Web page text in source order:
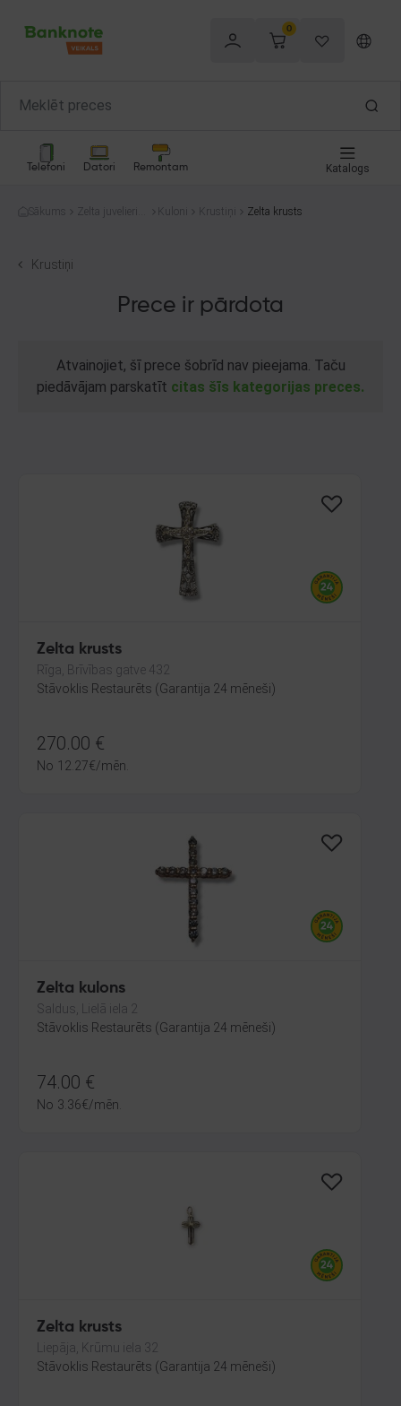
0
Telefoni Datori Remontam Katalogs
Sākums
Zelta juvelierizs
Kuloni Krustiņi Zelta krusts
Krustiņi
Prece ir pārdota
Atvainojiet, šī prece šobrīd nav pieejama. Taču
piedāvājam parskatīt citas šīs kategorijas preces.
Zelta krusts
Rīga, Brīvības gatve 432
Stāvoklis Restaurēts (Garantija 24 mēneši)
270.00 €
No 12.27€/mēn.
Zelta kulons
Saldus, Lielā iela 2
Stāvoklis Restaurēts (Garantija 24 mēneši)
74.00 €
No 3.36€/mēn.
Zelta krusts
Liepāja, Krūmu iela 32
Stāvoklis Restaurēts (Garantija 24 mēneši)